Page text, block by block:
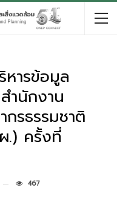
หารข้อมูล
ำนักงาน
รธรรมชาติ
.) ครั้งที่
467